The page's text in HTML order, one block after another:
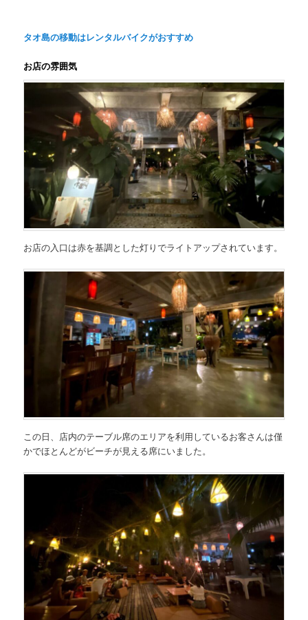
タオ島の移動はレンタルバイクがおすすめ
お店の雰囲気
お店の入口は赤を基調とした灯りでライトアップされています。
この日、店内のテーブル席のエリアを利用しているお客さんは僅
かでほとんどがビーチが見える席にいました。